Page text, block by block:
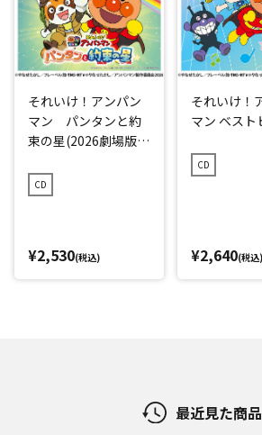
それいけ！アンパン
マン パンタンと約
束の星(2026劇場版ベ
CD
¥2,530(税込)
それいけ！
マン ベスト
CD
¥2,640(税込)
最近見た商品